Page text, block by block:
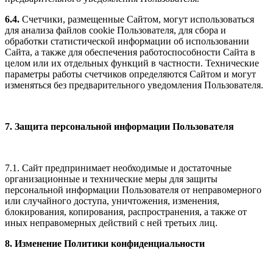
6.4. Счетчики, размещенные Сайтом, могут использоваться
для анализа файлов cookie Пользователя, для сбора и
обработки статистической информации об использовании
Сайта, а также для обеспечения работоспособности Сайта в
целом или их отдельных функций в частности. Технические
параметры работы счетчиков определяются Сайтом и могут
изменяться без предварительного уведомления Пользователя.
7. Защита персональной информации Пользователя
7.1. Сайт предпринимает необходимые и достаточные
организационные и технические меры для защиты
персональной информации Пользователя от неправомерного
или случайного доступа, уничтожения, изменения,
блокирования, копирования, распространения, а также от
иных неправомерных действий с ней третьих лиц.
8. Изменение Политики конфиденциальности